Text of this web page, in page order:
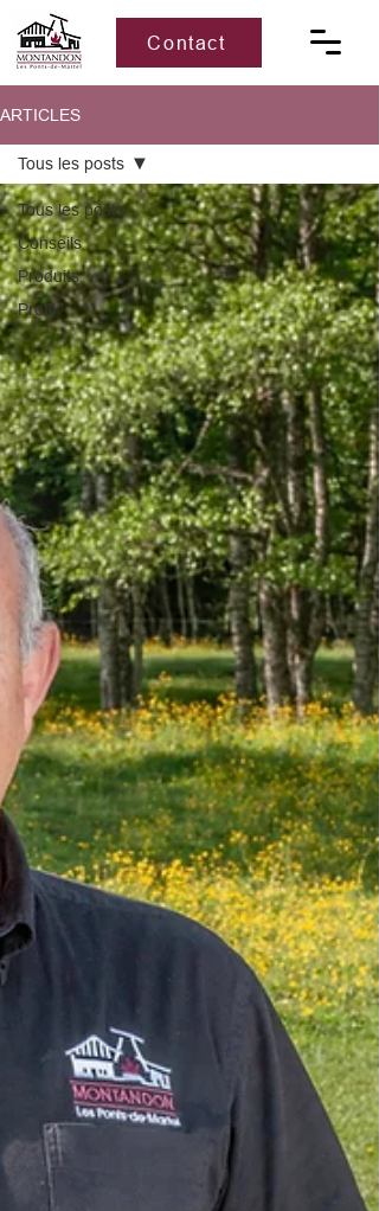
Contact
ARTICLES
Tous les posts
Conseils
Produits
Profil
Tous les posts